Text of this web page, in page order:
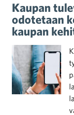
Kaupan
odotetaan
kaupan